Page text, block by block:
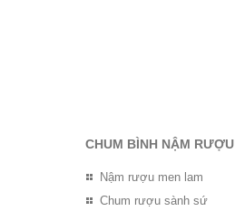
CHUM BÌNH NẬM RƯỢU
Nậm rượu men lam
Chum rượu sành sứ